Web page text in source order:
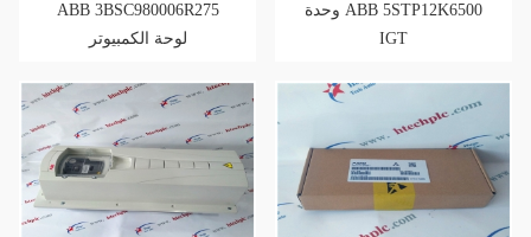
ABB 3BSC980006R275
لوحة الكمبيوتر
وحدة ABB 5STP12K6500
IGT